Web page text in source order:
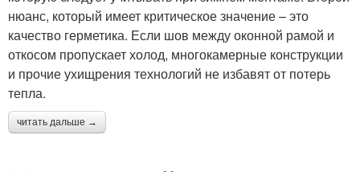
нюанс, который имеет критическое значение – это
качество герметика. Если шов между оконной рамой и
откосом пропускает холод, многокамерные конструкции
и прочие ухищрения технологий не избавят от потерь
тепла.
читать дальше →